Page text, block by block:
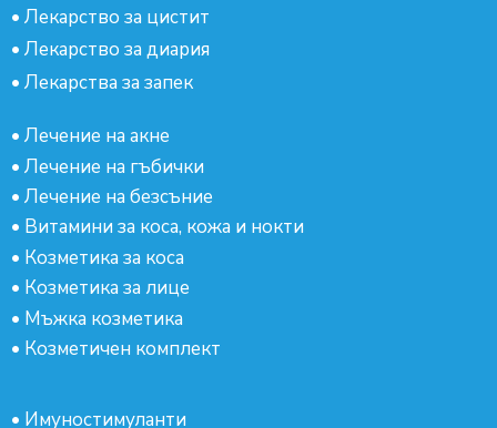
• Лекарство за цистит
• Лекарство за диария
• Лекарства за запек
• Лечение на акне
• Лечение на гъбички
• Лечение на безсъние
• Витамини за коса, кожа и нокти
• Козметика за коса
• Козметика за лице
• Мъжка козметика
• Козметичен комплект
• Имуностимуланти